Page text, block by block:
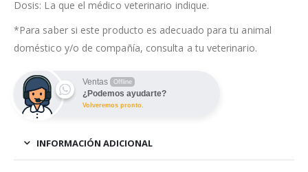
Dosis: La que el médico veterinario indique.
*Para saber si este producto es adecuado para tu animal
doméstico y/o de compañía, consulta a tu veterinario.
Ventas Offline
¿Podemos ayudarte?
Volveremos pronto.
INFORMACIÓN ADICIONAL